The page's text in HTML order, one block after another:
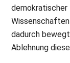
demokratischer
dadurch
Ablehnung